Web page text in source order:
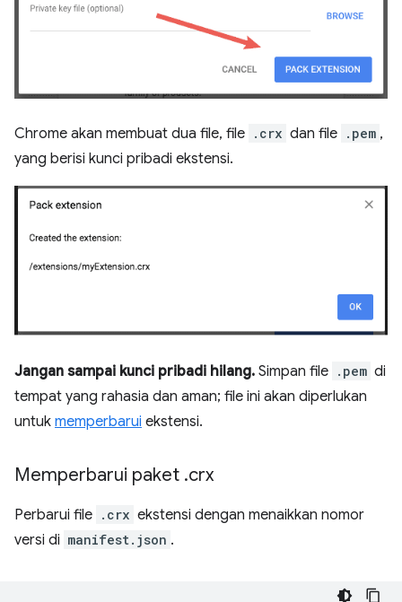
Chrome akan membuat dua file, file .crx dan file .pem ,
yang berisi kunci pribadi ekstensi.
Jangan sampai kunci pribadi hilang. Simpan file .pem di
tempat yang rahasia dan aman; file ini akan diperlukan
untuk memperbarui ekstensi.
Memperbarui paket .crx
Perbarui file .crx ekstensi dengan menaikkan nomor
versi di manifest.json .